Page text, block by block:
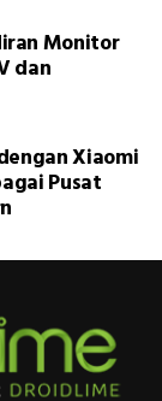
Monitor
dan
Xiaomi
Pusat